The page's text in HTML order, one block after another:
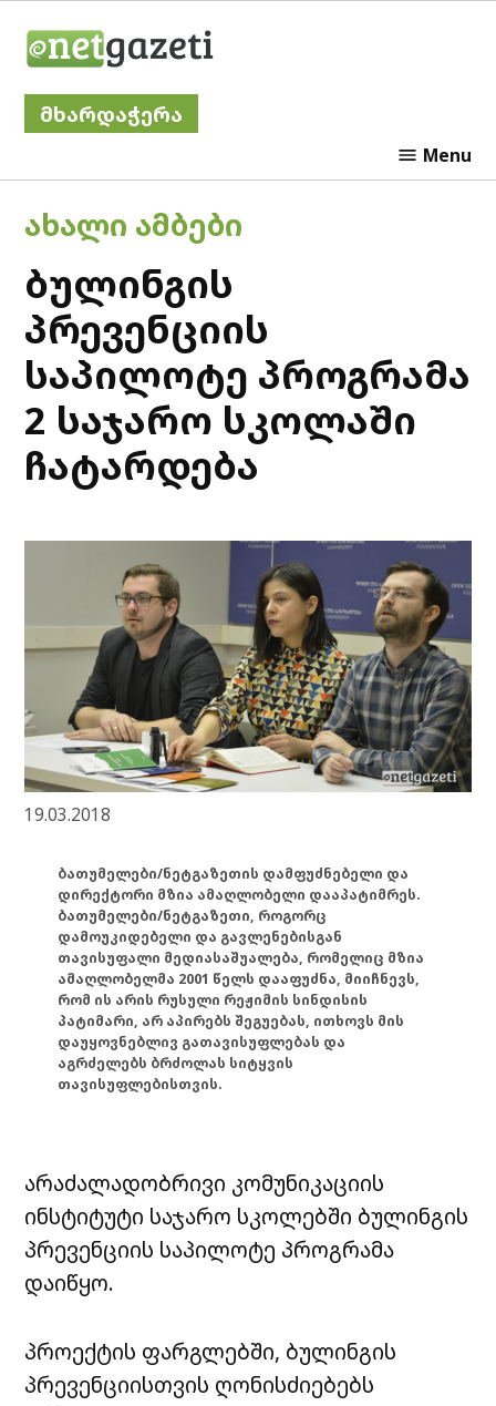
მხარდაჭერა
Menu
POSTED
IN
ᲐᲮᲐᲚᲘ ᲐᲛᲑᲔᲑᲘ
ბულინგის
პრევენციის
საპილოტე პროგრამა
2 საჯარო სკოლაში
ჩატარდება
19.03.2018
ბათუმელები/ნეტგაზეთის დამფუძნებელი და
დირექტორი მზია ამაღლობელი დააპატიმრეს.
ბათუმელები/ნეტგაზეთი, როგორც
დამოუკიდებელი და გავლენებისგან
თავისუფალი მედიასაშუალება, რომელიც მზია
ამაღლობელმა 2001 წელს დააფუძნა, მიიჩნევს,
რომ ის არის რუსული რეჟიმის სინდისის
პატიმარი, არ აპირებს შეგუებას, ითხოვს მის
დაუყოვნებლივ გათავისუფლებას და
აგრძელებს ბრძოლას სიტყვის
თავისუფლებისთვის.
არაძალადობრივი კომუნიკაციის
ინსტიტუტი საჯარო სკოლებში ბულინგის
პრევენციის საპილოტე პროგრამა
დაიწყო.
პროექტის ფარგლებში, ბულინგის
პრევენციისთვის ღონისძიებებს